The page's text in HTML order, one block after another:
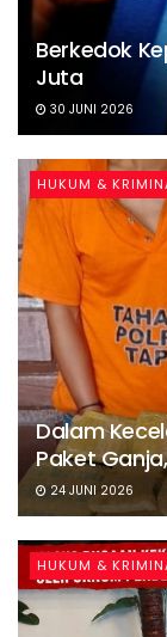
Berkedok
Juta
30 JUNI 2026
HUKUM &
Dalam
Paket
24 JUNI 2026
HUKUM &